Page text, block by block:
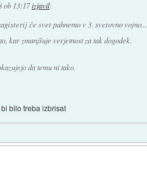
ob 13:17izjavil:
če svet pahnemo v 3. svetovno vojno...
kar zmanjšuje verjetnost za tak dogodek.
da temu ni tako.
bilo treba izbrisat